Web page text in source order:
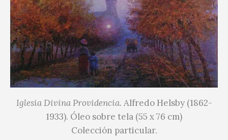
Iglesia Divina Providencia. Alfredo Helsby (1862-
1933). Óleo sobre tela (55 x 76 cm)
Colección particular.